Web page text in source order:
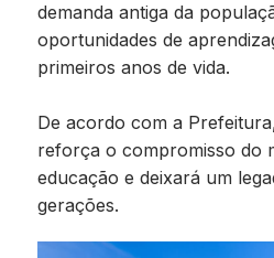
demanda antiga da
oportunidades de
primeiros anos de vida.
De acordo com a
reforça o compromisso do
educação e deixará um
gerações.